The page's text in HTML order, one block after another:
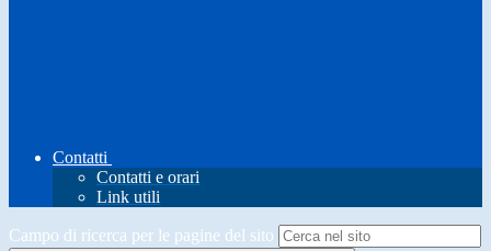
Contatti
Contatti e orari
Link utili
Campo di ricerca per le pagine del sito